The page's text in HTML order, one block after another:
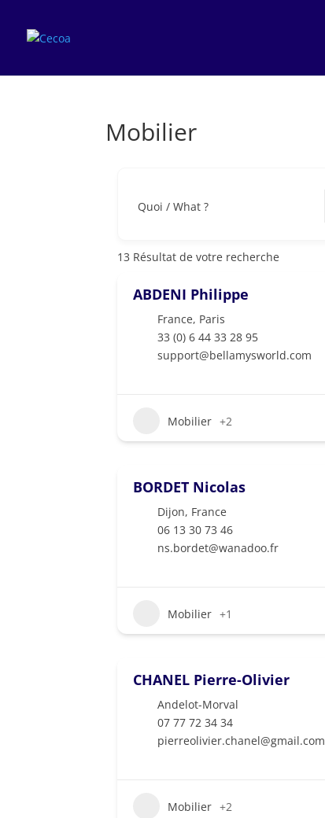
Mobilier
Quoi / What ?
13 Résultat de votre recherche
ABDENI Philippe
France, Paris
33 (0) 6 44 33 28 95
support@bellamysworld.com
Mobilier +2
BORDET Nicolas
Dijon, France
06 13 30 73 46
ns.bordet@wanadoo.fr
Mobilier +1
CHANEL Pierre-Olivier
Andelot-Morval
07 77 72 34 34
pierreolivier.chanel@gmail.com
Mobilier +2